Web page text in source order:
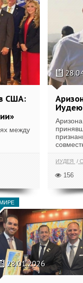
США:
между
ИУДЕЯ
156
28.01.2026